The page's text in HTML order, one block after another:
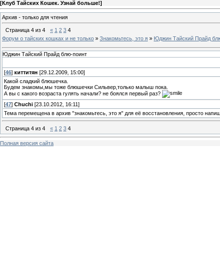
[Клуб Тайских Кошек. Узнай больше!]
Архив - только для чтения
Страница 4 из 4 « 1 2 3 4
Форум о тайских кошках и не только » Знакомьтесь, это я » Юджин Тайский Прайд
Юджин Тайский Прайд блю-поинт
[46] киттитян [29.12.2009, 15:00]
Какой сладкий блюшечка.
Будем знакомы,мы тоже блюшечки Сильвер,только малыш пока.
А вы с какого возраста гулять начали? не боялся первый раз?
[47] Chuchi [23.10.2012, 16:11]
Тема перемещена в архив "знакомьтесь, это я" для её восстановления, просто
Страница 4 из 4 « 1 2 3 4
Полная версия сайта